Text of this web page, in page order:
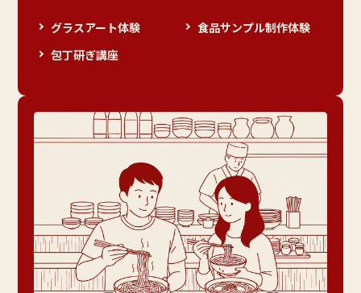
グラスアート体験
食品サンプル制作体験
包丁研ぎ講座